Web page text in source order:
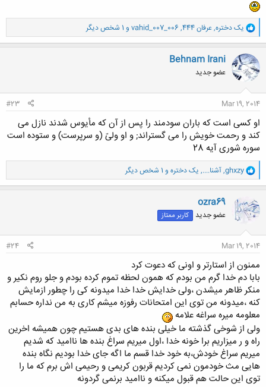
و
ا
ک
ن
ش
ه
یک دختره,عرفان 444 ,
vahid_007_006 و 1 شخص دیگر
Behnam Irani
عضو جدید
Mar 19, 2014
#23
او کسى است که باران سودمند را پس از آن که مأیوس شدند نازل مى
کند و رحمت خویش را مى گستراند; و او ولىّ (و سرپرست) و ستوده است
سوره شوری آیه 28
و
ا
ک
ش
ه
ghxzy
,آشنا...., یک دختره و 1 شخص دیگر
ozra69
عضو جدید کاربر ممتاز
Mar 19, 2014
#24
ممنون از استارتر و اونی که دعوت کرد
بابا دم خدا گرم من بودم که همون لحظه تموم کرده بودم و جلو روم نکیر و
منکر ظاهر میشدن ،ولی خدایش خدا خدا میدونه کی را چطور ازمایش
کنه ،میدونه من توی این امتحانات رفوزه میشم کاری به من نداره حسابم
معلومه میره سراغه علامه
ولی از شوخی گذشته ما خیلی بنده های بدی هستیم چون همیشه اخرین
راه و ر میزاریم برا خونه خدا ،اول میریم سراغ بنده ها ناامید که شدیم
میریم سراغ خودش،به خود خدا قسم ما اگه جای خدا بودیم نگاه بنده
هایی مث خودمون نمی کردیم قربون کریمی و رحیمی اش برم که ما را
توی این حالت هم قبول میکنه و ناامید برنمی گردونه